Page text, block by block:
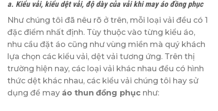
a. Kiểu vải, kiểu dệt vải, độ dày của vải khi may áo đồng phục
Như chúng tôi đã nêu rõ ở trên, mỗi loại vải đều có 1
đặc điểm nhất định. Tùy thuộc vào từng kiểu áo,
nhu cầu đặt áo cũng như vùng miền mà quý khách
lựa chọn các kiểu vải, dệt vải tương ứng. Trên thị
trường hiện nay, các loại vải khác nhau đều có hình
thức dệt khác nhau, các kiểu vải chúng tôi hay sử
dụng để may áo thun đồng phục như: